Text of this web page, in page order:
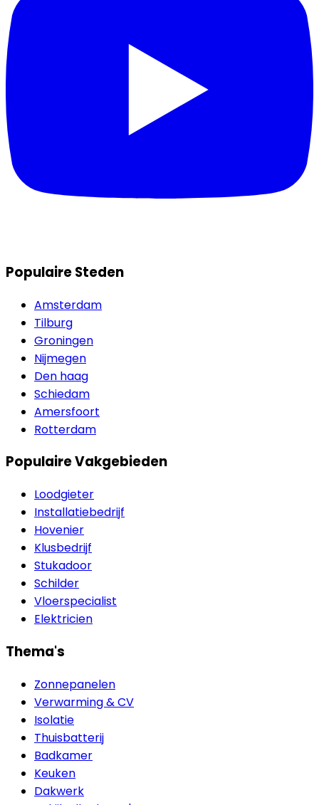
Populaire Steden
Amsterdam
Tilburg
Groningen
Nijmegen
Den haag
Schiedam
Amersfoort
Rotterdam
Populaire Vakgebieden
Loodgieter
Installatiebedrijf
Hovenier
Klusbedrijf
Stukadoor
Schilder
Vloerspecialist
Elektricien
Thema's
Zonnepanelen
Verwarming & CV
Isolatie
Thuisbatterij
Badkamer
Keuken
Dakwerk